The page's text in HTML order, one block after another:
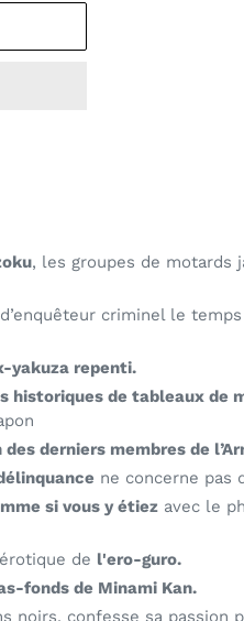
, les groupes de motards
criminel le
yakuza repenti.
historiques de tableaux de
des derniers membres de
ne concerne pas
si vous y étiez avec le
de l'ero-guro.
fonds de Minami Kan.
noirs, confesse sa passion